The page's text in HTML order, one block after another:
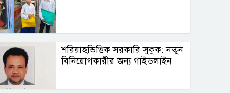
শরিয়াহভিত্তিক সরকারি সুকুক: নতুন
বিনিয়োগকারীর জন্য গাইডলাইন